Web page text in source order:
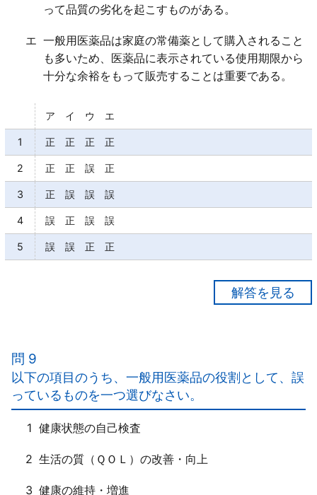
って品質の劣化を起こすものがある。
エ 一般用医薬品は家庭の常備薬として購入されること
も多いため、医薬品に表示されている使用期限から
十分な余裕をもって販売することは重要である。
ア イ ウ エ
1 正 正 正 正
2 正 正 誤 正
3 正 誤 誤 誤
4 誤 正 誤 誤
5 誤 誤 正 正
「未開封状態」で保管された場合に品質が保持される
期限である。
イ×
適切な保管・陳列がなされたとしても、「経時変化に
よる品質の劣化は避けられない」。
ウ○
エ○
問 9
以下の項目のうち、一般用医薬品の役割として、誤
っているものを一つ選びなさい。
1 健康状態の自己検査
2 生活の質（ＱＯＬ）の改善・向上
3 健康の維持・増進